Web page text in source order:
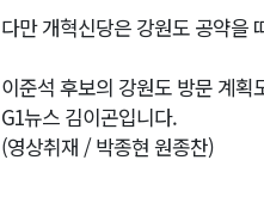
다만 개혁신당은 강원도 공약을
이준석 후보의 강원도 방문 계획
G1뉴스 김이곤입니다.
(영상취재 / 박종현 원종찬)